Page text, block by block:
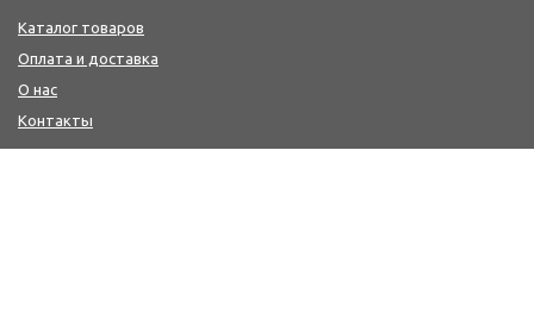
Каталог товаров
Оплата и доставка
О нас
Контакты